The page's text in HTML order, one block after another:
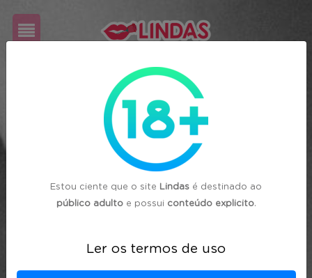
Estou ciente que o site Lindas é destinado ao
público adultoe possui conteúdo explicito.
Ler os termos de uso